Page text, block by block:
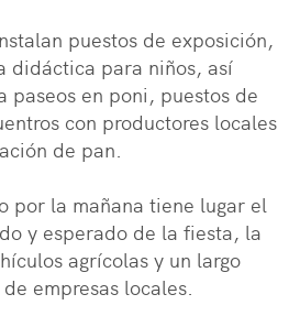
puestos de exposición,
didáctica para niños, así
paseos en poni, puestos de
con productores locales
de pan.
por la mañana tiene lugar el
y esperado de la fiesta, la
agrícolas y un largo
empresas locales.